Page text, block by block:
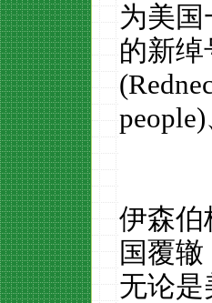
为美
的新绰
伊森伯
国覆
无论是